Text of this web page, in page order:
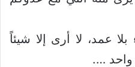
عمد، لا أرى إلا شيئاً
….